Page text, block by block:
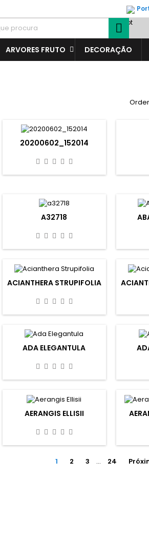

ARVORES FRUTO DECORAÇÃO
20200602_152014
A32718
ACIANTHERA STRUPIFOLIA
ADA ELEGANTULA
AERANGIS ELLISII
1 2 3 … 24